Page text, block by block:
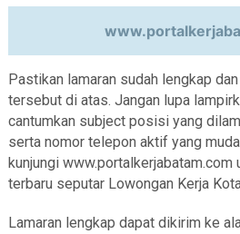
Pastikan lamaran sudah lengkap
tersebut di atas. Jangan lupa
cantumkan subject posisi yang
serta nomor telepon aktif yang
kunjungi www.portalkerjabatam.com
terbaru seputar Lowongan Kerja
Lamaran lengkap dapat dikirim ke